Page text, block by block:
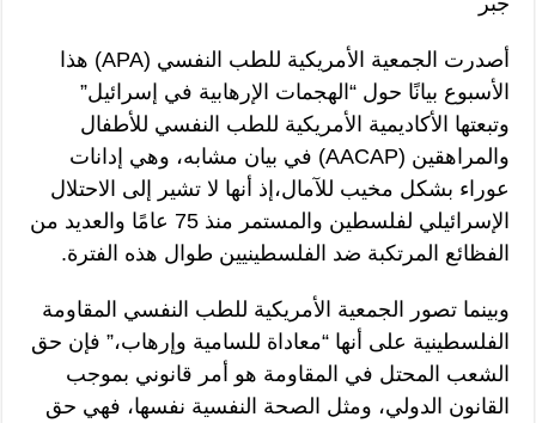
أصدرت الجمعية الأمريكية للطب النفسي (APA) هذا
الأسبوع بيانًا حول “الهجمات الإرهابية في إسرائيل”
وتبعتها الأكاديمية الأمريكية للطب النفسي للأطفال
والمراهقين (AACAP) في بيان مشابه، وهي إدانات
عوراء بشكل مخيب للآمال،إذ أنها لا تشير إلى الاحتلال
الإسرائيلي لفلسطين والمستمر منذ 75 عامًا والعديد من
الفظائع المرتكبة ضد الفلسطينيين طوال هذه الفترة.
وبينما تصور الجمعية الأمريكية للطب النفسي المقاومة
الفلسطينية على أنها “معاداة للسامية وإرهاب،” فإن حق
الشعب المحتل في المقاومة هو أمر قانوني بموجب
القانون الدولي، ومثل الصحة النفسية نفسها، فهي حق